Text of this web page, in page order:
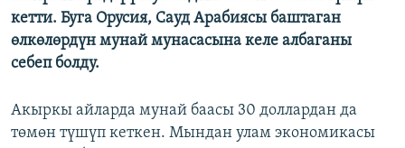
кетти. Буга Орусия, Сауд Арабиясы баштаган
өлкөлөрдүн мунай мунасасына келе албаганы
себеп болду.
Акыркы айларда мунай баасы 30 доллардан да
төмөн түшүп кеткен. Мындан улам экономикасы